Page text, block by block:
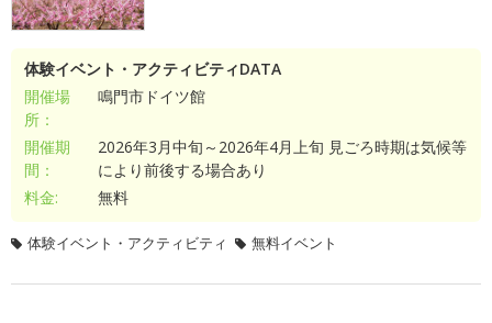
体験イベント・アクティビティDATA
開催場
所：
鳴門市ドイツ館
開催期
間：
2026年3月中旬～2026年4月上旬 見ごろ時期は気候等
により前後する場合あり
料金:
無料
体験イベント・アクティビティ 無料イベント